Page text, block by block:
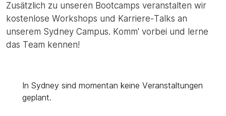
Zusätzlich zu unseren Bootcamps veranstalten wir
kostenlose Workshops und Karriere-Talks an
unserem Sydney Campus. Komm' vorbei und lerne
das Team kennen!
In Sydney sind momentan keine Veranstaltungen
geplant.